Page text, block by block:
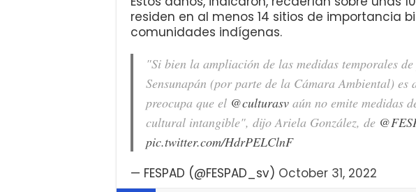
residen en al menos 14 sitios de importancia
comunidades indígenas.
"Si bien la ampliación de las medidas temporales
Sensunapán (por parte de la Cámara Ambiental) es
preocupa que el @culturasv aún no emite medidas
cultural intangible", dijo Ariela González, de
pic.twitter.com/HdrPELClnF
— FESPAD (@FESPAD_sv) October 31, 2022